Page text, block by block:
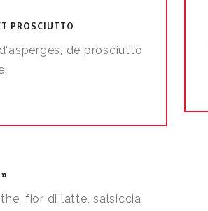
PROSCIUTTO
de prosciutto
fior di latte, salsiccia